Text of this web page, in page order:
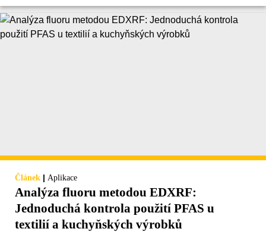
Článek | Aplikace
Analýza fluoru metodou EDXRF:
Jednoduchá kontrola použití PFAS u
textilií a kuchyňských výrobků